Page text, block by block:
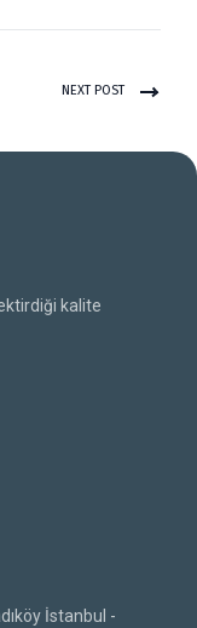
NEXT POST
kalite
İstanbul -